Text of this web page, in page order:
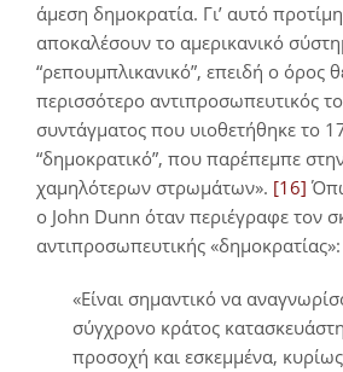
άμεση δημοκρατία. Γι’ αυτό
αποκαλέσουν το αμερικανικό
“ρεπουμπλικανικό”, επειδή ο όρος
περισσότερο αντιπροσωπευτικός
συντάγματος που υιοθετήθηκε το
“δημοκρατικό”, που παρέπεμπε
χαμηλότερων στρωμάτων». [16]
ο John Dunn όταν περιέγραφε τον
αντιπροσωπευτικής «δημοκρατίας»:
«Είναι σημαντικό να
σύγχρονο κράτος
προσοχή και εσκεμμένα,